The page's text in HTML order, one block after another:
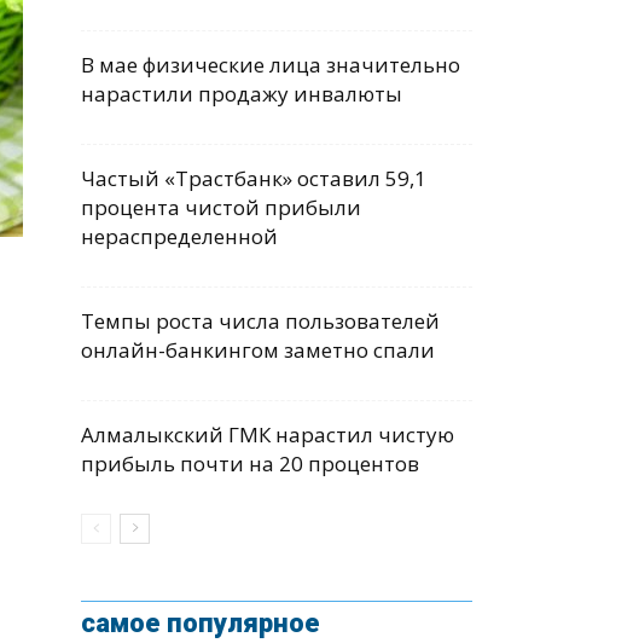
В мае физические лица значительно
нарастили продажу инвалюты
Частый «Трастбанк» оставил 59,1
процента чистой прибыли
нераспределенной
Темпы роста числа пользователей
онлайн-банкингом заметно спали
Алмалыкский ГМК нарастил чистую
прибыль почти на 20 процентов
самое популярное